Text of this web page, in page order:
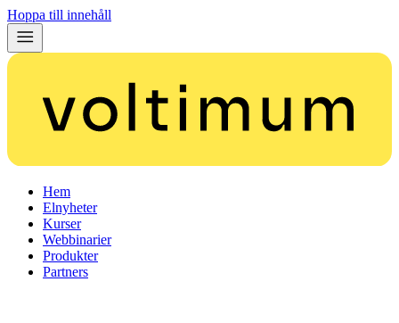
Hoppa till innehåll
Hem
Elnyheter
Kurser
Webbinarier
Produkter
Partners